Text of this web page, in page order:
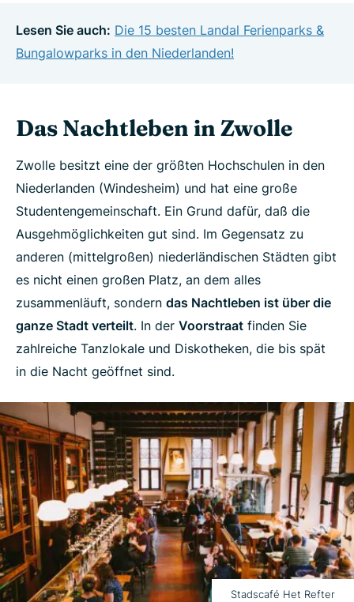
Lesen Sie auch: Die 15 besten Landal Ferienparks &
Bungalowparks in den Niederlanden!
Das Nachtleben in Zwolle
Zwolle besitzt eine der größten Hochschulen in den
Niederlanden (Windesheim) und hat eine große
Studentengemeinschaft. Ein Grund dafür, daß die
Ausgehmöglichkeiten gut sind. Im Gegensatz zu
anderen (mittelgroßen) niederländischen Städten gibt
es nicht einen großen Platz, an dem alles
zusammenläuft, sondern das Nachtleben ist über die
ganze Stadt verteilt. In der Voorstraat finden Sie
zahlreiche Tanzlokale und Diskotheken, die bis spät
in die Nacht geöffnet sind.
Stadscafé Het Refter